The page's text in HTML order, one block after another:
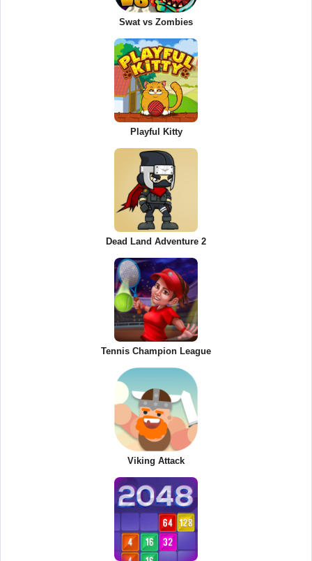
Swat vs Zombies
Playful Kitty
Dead Land Adventure 2
Tennis Champion League
Viking Attack